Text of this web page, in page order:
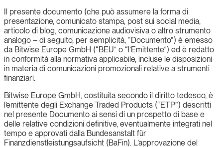
Il presente documento (che può assumere la forma di
presentazione, comunicato stampa, post sui social media,
articolo di blog, comunicazione audiovisiva o altro strumento
analogo – di seguito, per semplicità, “Documento”) è emesso
da Bitwise Europe GmbH (“BEU” o “l’Emittente”) ed è redatto
in conformità alla normativa applicabile, incluse le disposizioni
in materia di comunicazioni promozionali relative a strumenti
finanziari.
Bitwise Europe GmbH, costituita secondo il diritto tedesco, è
l’emittente degli Exchange Traded Products (“ETP”) descritti
nel presente Documento ai sensi di un prospetto di base e
delle relative condizioni definitive, eventualmente integrati nel
tempo e approvati dalla Bundesanstalt für
Finanzdienstleistungsaufsicht (BaFin). L’approvazione del